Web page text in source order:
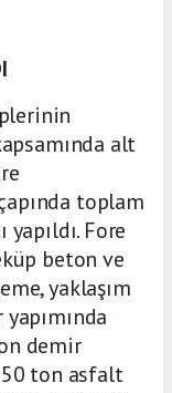
alt
toplam
Fore
beton ve
yaklaşım
demir
ton asfalt